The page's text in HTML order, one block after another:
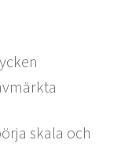
skala och